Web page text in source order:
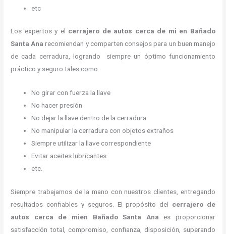
etc
Los expertos y el cerrajero de autos cerca de mi en Bañado
Santa Ana recomiendan y comparten consejos para un buen manejo
de cada cerradura, logrando siempre un óptimo funcionamiento
práctico y seguro tales como:
No girar con fuerza la llave
No hacer presión
No dejar la llave dentro de la cerradura
No manipular la cerradura con objetos extraños
Siempre utilizar la llave correspondiente
Evitar aceites lubricantes
etc.
Siempre trabajamos de la mano con nuestros clientes, entregando
resultados confiables y seguros. El propósito del cerrajero de
autos cerca de mien Bañado Santa Ana es proporcionar
satisfacción total, compromiso, confianza, disposición, superando